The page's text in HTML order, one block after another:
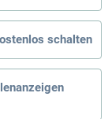
schalten